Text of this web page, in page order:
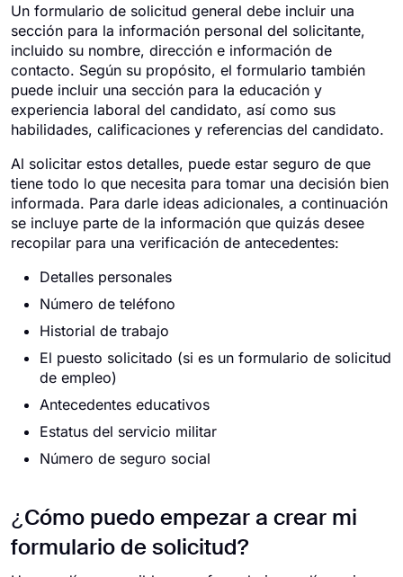
Un formulario de solicitud general debe incluir una
sección para la información personal del solicitante,
incluido su nombre, dirección e información de
contacto. Según su propósito, el formulario también
puede incluir una sección para la educación y
experiencia laboral del candidato, así como sus
habilidades, calificaciones y referencias del candidato.
Al solicitar estos detalles, puede estar seguro de que
tiene todo lo que necesita para tomar una decisión bien
informada. Para darle ideas adicionales, a continuación
se incluye parte de la información que quizás desee
recopilar para una verificación de antecedentes:
Detalles personales
Número de teléfono
Historial de trabajo
El puesto solicitado (si es un formulario de solicitud
de empleo)
Antecedentes educativos
Estatus del servicio militar
Número de seguro social
¿Cómo puedo empezar a crear mi
formulario de solicitud?